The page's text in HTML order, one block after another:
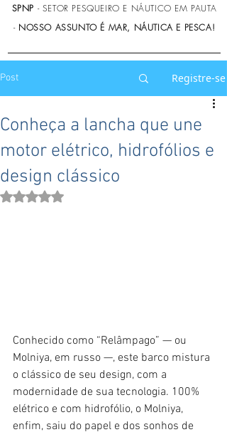
SPNP - SETOR PESQUEIRO E NÁUTICO EM PAUTA
- NOSSO ASSUNTO É MAR, NÁUTICA E PESCA!
Post Registre-se
Conheça a lancha que une
motor elétrico, hidrofólios e
design clássico
Avaliado com NaN de 5 estrelas.
Conhecido como “Relâmpago” — ou
Molniya, em russo —, este barco mistura
o clássico de seu design, com a
modernidade de sua tecnologia. 100%
elétrico e com hidrofólio, o Molniya,
enfim, saiu do papel e dos sonhos de